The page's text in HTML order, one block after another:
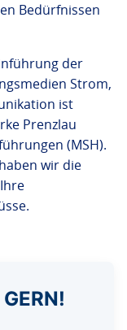
Bedürfnissen
der
Strom,
ist
Prenzlau
(MSH).
wir die